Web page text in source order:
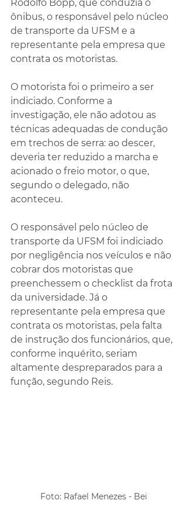
Rodolfo Bopp, que conduzia o
ônibus, o responsável pelo núcleo
de transporte da UFSM e a
representante pela empresa que
contrata os motoristas.
O motorista foi o primeiro a ser
indiciado. Conforme a
investigação, ele não adotou as
técnicas adequadas de condução
em trechos de serra: ao descer,
deveria ter reduzido a marcha e
acionado o freio motor, o que,
segundo o delegado, não
aconteceu.
O responsável pelo núcleo de
transporte da UFSM foi indiciado
por negligência nos veículos e não
cobrar dos motoristas que
preenchessem o checklist da frota
da universidade. Já o
representante pela empresa que
contrata os motoristas, pela falta
de instrução dos funcionários, que,
conforme inquérito, seriam
altamente despreparados para a
função, segundo Reis.
Foto: Rafael Menezes - Bei